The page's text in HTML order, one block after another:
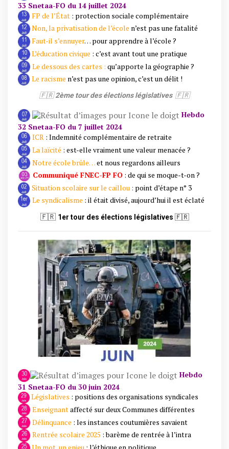
33 Snetaa-FO du 14 juillet 2024
FP de l’État : protection sociale complémentaire
Non, la privatisation de l’école n’est pas une fatalité
Faut-il s’ennuyer… pour apprendre à l’école ?
L’éducation civique : c’est avant tout une pratique
Le dessous des cartes : qu’apporte la géographie ?
Le racisme n’est pas une opinion, c’est un délit !
🇫🇷2ème tour des élections législatives🇫🇷
Hebdo
32 Snetaa-FO du 7 juillet 2024
ICR : Indemnité complémentaire de retraite
La laïcité : est-elle vraiment une valeur menacée ?
Notre école brûle…et nous regardons ailleurs
Communiqué FNEC-FP FO : de qui se moque-t-on ?
Situation scolaire sur le caillou : point d’étape n° 3
Le syndicalisme : il était divisé, aujourd’hui il est éclaté
🇫🇷 1er tour des élections législatives 🇫🇷
Hebdo
31 Snetaa-FO du 30 juin 2024
Législatives : positions des organisations syndicales
Enseignantaffecté sur deux Communes différentes
Délinquance : les instances coutumières savaient
Rentrée scolaire 2025 : barème de rentrée à l’intra